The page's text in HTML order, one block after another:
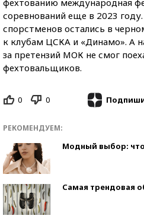
соревнований еще в 2023
спорстменов остались в
к клубам ЦСКА и «Динамо». А
за претензий МОК не смог
фехтовальщиков.
0 0
РЕКОМЕНДУЕМ:
Модный выбор: что
Самая трендовая